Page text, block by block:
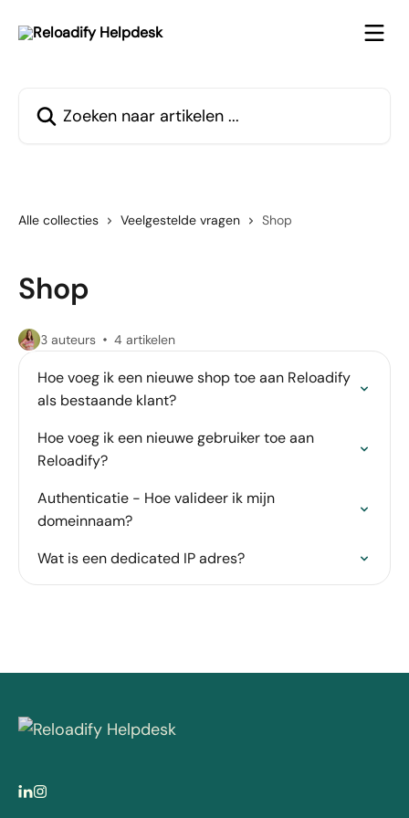
Alle collecties Veelgestelde vragen Shop
Shop
3 auteurs 4 artikelen
Hoe voeg ik een nieuwe shop toe aan Reloadify
als bestaande klant?
Hoe voeg ik een nieuwe gebruiker toe aan
Reloadify?
Authenticatie - Hoe valideer ik mijn
domeinnaam?
Wat is een dedicated IP adres?